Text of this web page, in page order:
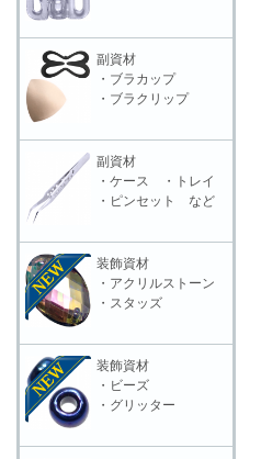
副資材
・ブラカップ
・ブラクリップ
副資材
・ケース ・トレイ
・ピンセット など
装飾資材
・アクリルストーン
・スタッズ
装飾資材
・ビーズ
・グリッター